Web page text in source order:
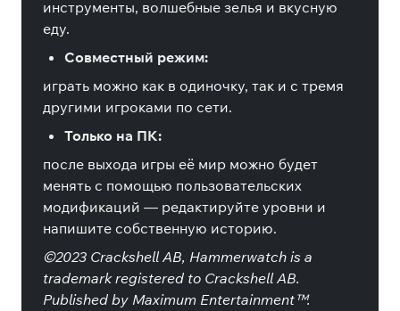
инструменты, волшебные зелья и вкусную
еду.
Совместный режим:
играть можно как в одиночку, так и с тремя
другими игроками по сети.
Только на ПК:
после выхода игры её мир можно будет
менять с помощью пользовательских
модификаций — редактируйте уровни и
напишите собственную историю.
©2023 Crackshell AB, Hammerwatch is a
trademark registered to Crackshell AB.
Published by Maximum Entertainment™.